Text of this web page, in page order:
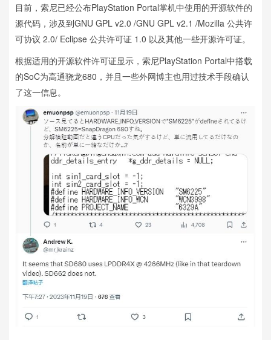
目前，索尼已经公布PlayStation Portal掌机中使用的开源软件的
源代码，涉及到GNU GPL v2.0 /GNU GPL v2.1 /Mozilla 公共许
可协议 2.0/ Eclipse 公共许可证 1.0 以及其他一些开源许可证。
根据适用的开源软件许可证显示，索尼PlayStation Portal中搭载
的SoC为高通骁龙680，并且一些外网博主也用过技术手段确认
了这一信息。